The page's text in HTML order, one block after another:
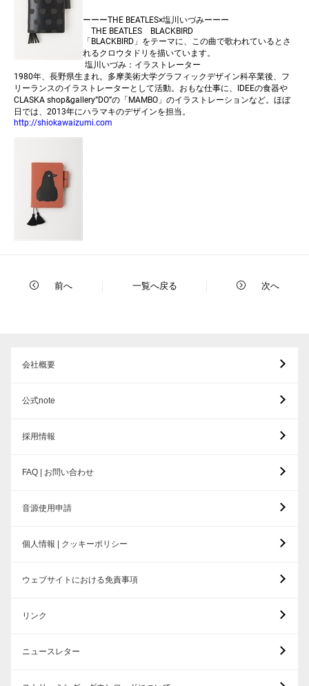
ーーーTHE BEATLES×塩川いづみーーー
THE BEATLES BLACKBIRD
「BLACKBIRD」をテーマに、この曲で歌われているとさ
れるクロウタドリを描いています。
塩川いづみ：イラストレーター
1980年、長野県生まれ。多摩美術大学グラフィックデザイン科卒業後、フ
リーランスのイラストレーターとして活動。おもな仕事に、IDEEの食器や
CLASKA shop&gallery”DO”の「MAMBO」のイラストレーションなど。ほぼ
日では、2013年にハラマキのデザインを担当。
http://shiokawaizumi.com
前へ 一覧へ戻る 次へ
会社概要
公式note
採用情報
FAQ | お問い合わせ
音源使用申請
個人情報 | クッキーポリシー
ウェブサイトにおける免責事項
リンク
ニュースレター